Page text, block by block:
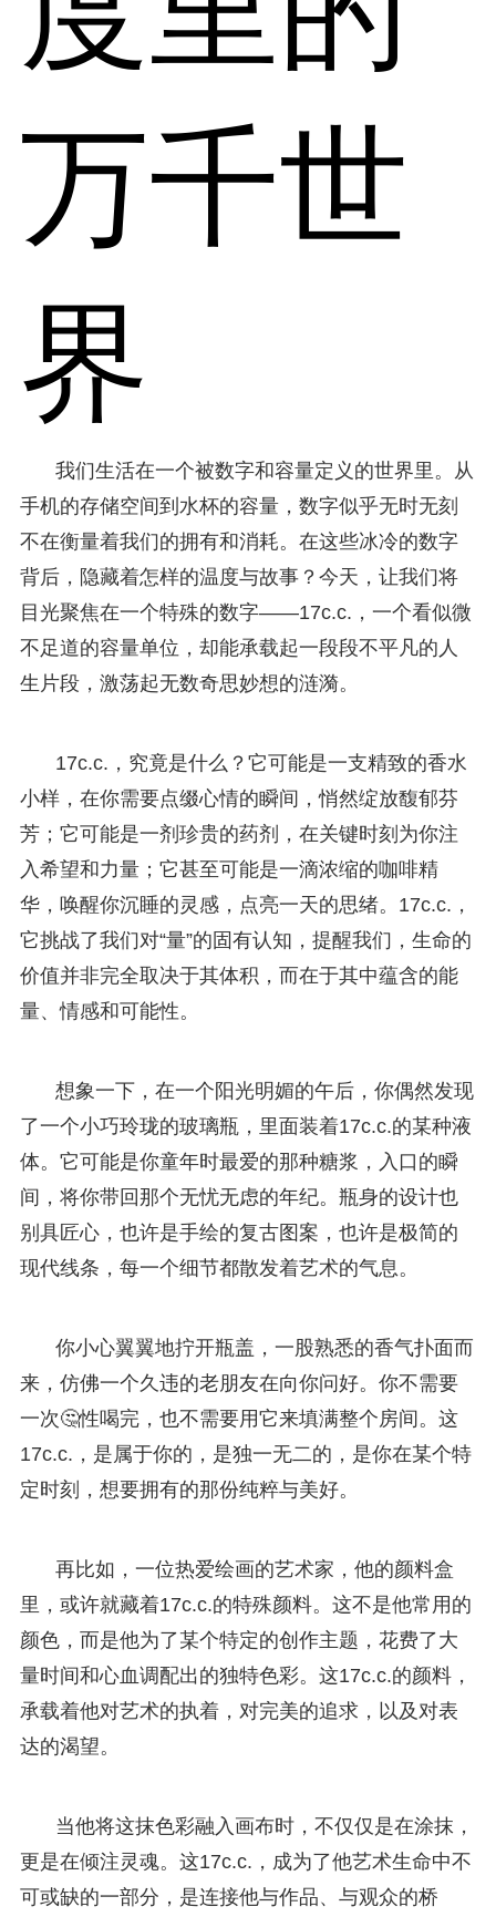
万千世
界
我们生活在一个被数字和容量定义的世界里。从
手机的存储空间到水杯的容量，数字似乎无时无刻
不在衡量着我们的拥有和消耗。在这些冰冷的数字
背后，隐藏着怎样的温度与故事？今天，让我们将
目光聚焦在一个特殊的数字——17c.c.，一个看似微
不足道的容量单位，却能承载起一段段不平凡的人
生片段，激荡起无数奇思妙想的涟漪。
17c.c.，究竟是什么？它可能是一支精致的香水
小样，在你需要点缀心情的瞬间，悄然绽放馥郁芬
芳；它可能是一剂珍贵的药剂，在关键时刻为你注
入希望和力量；它甚至可能是一滴浓缩的咖啡精
华，唤醒你沉睡的灵感，点亮一天的思绪。17c.c.，
它挑战了我们对“量”的固有认知，提醒我们，生命的
价值并非完全取决于其体积，而在于其中蕴含的能
量、情感和可能性。
想象一下，在一个阳光明媚的午后，你偶然发现
了一个小巧玲珑的玻璃瓶，里面装着17c.c.的某种液
体。它可能是你童年时最爱的那种糖浆，入口的瞬
间，将你带回那个无忧无虑的年纪。瓶身的设计也
别具匠心，也许是手绘的复古图案，也许是极简的
现代线条，每一个细节都散发着艺术的气息。
你小心翼翼地拧开瓶盖，一股熟悉的香气扑面而
来，仿佛一个久违的老朋友在向你问好。你不需要
一次🤔性喝完，也不需要用它来填满整个房间。这
17c.c.，是属于你的，是独一无二的，是你在某个特
定时刻，想要拥有的那份纯粹与美好。
再比如，一位热爱绘画的艺术家，他的颜料盒
里，或许就藏着17c.c.的特殊颜料。这不是他常用的
颜色，而是他为了某个特定的创作主题，花费了大
量时间和心血调配出的独特色彩。这17c.c.的颜料，
承载着他对艺术的执着，对完美的追求，以及对表
达的渴望。
当他将这抹色彩融入画布时，不仅仅是在涂抹，
更是在倾注灵魂。这17c.c.，成为了他艺术生命中不
可或缺的一部分，是连接他与作品、与观众的桥